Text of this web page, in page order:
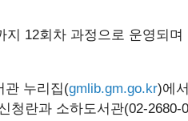
지 12회차 과정으로 운영되
관 누리집(gmlib.gm.go.kr)에
청란과 소하도서관(02-2680-